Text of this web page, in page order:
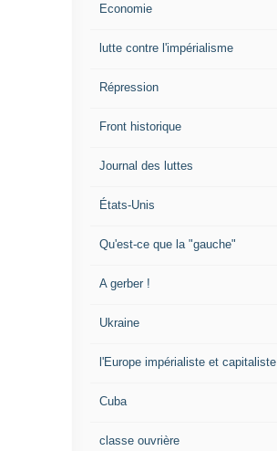
Economie
lutte contre l'impérialisme
Répression
Front historique
Journal des luttes
États-Unis
Qu'est-ce que la "gauche"
A gerber !
Ukraine
l'Europe impérialiste et capitaliste
Cuba
classe ouvrière